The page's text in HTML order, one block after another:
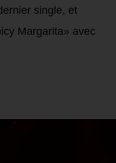
single, et
Margarita» avec